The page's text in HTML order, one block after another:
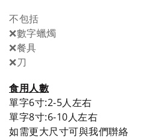
不包括
❌數字蠟燭
❌餐具
❌刀
食用人數
單字6寸:2-5人左右
單字8寸:6-10人左右
如需更大尺寸可與我們聨絡